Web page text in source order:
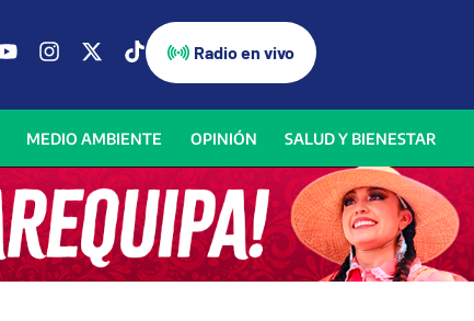
Radio en vivo
MEDIO AMBIENTE OPINIÓN SALUD Y BIENESTAR